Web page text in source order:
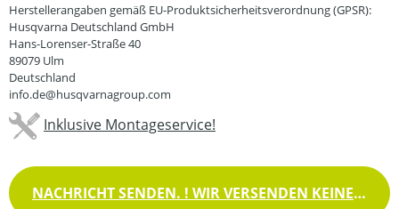
Herstellerangaben gemäß EU-Produktsicherheitsverordnung (GPSR):
Husqvarna Deutschland GmbH
Hans-Lorenser-Straße 40
89079 Ulm
Deutschland
info.de@husqvarnagroup.com
Inklusive Montageservice!
NACHRICHT SENDEN. ! WIR VERSENDEN KEINE WAREN !